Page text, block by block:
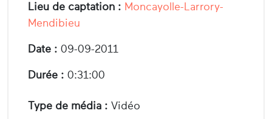
Lieu de captation : Moncayolle-Larrory-
Mendibieu
Date : 09-09-2011
Durée : 0:31:00
Type de média : Vidéo